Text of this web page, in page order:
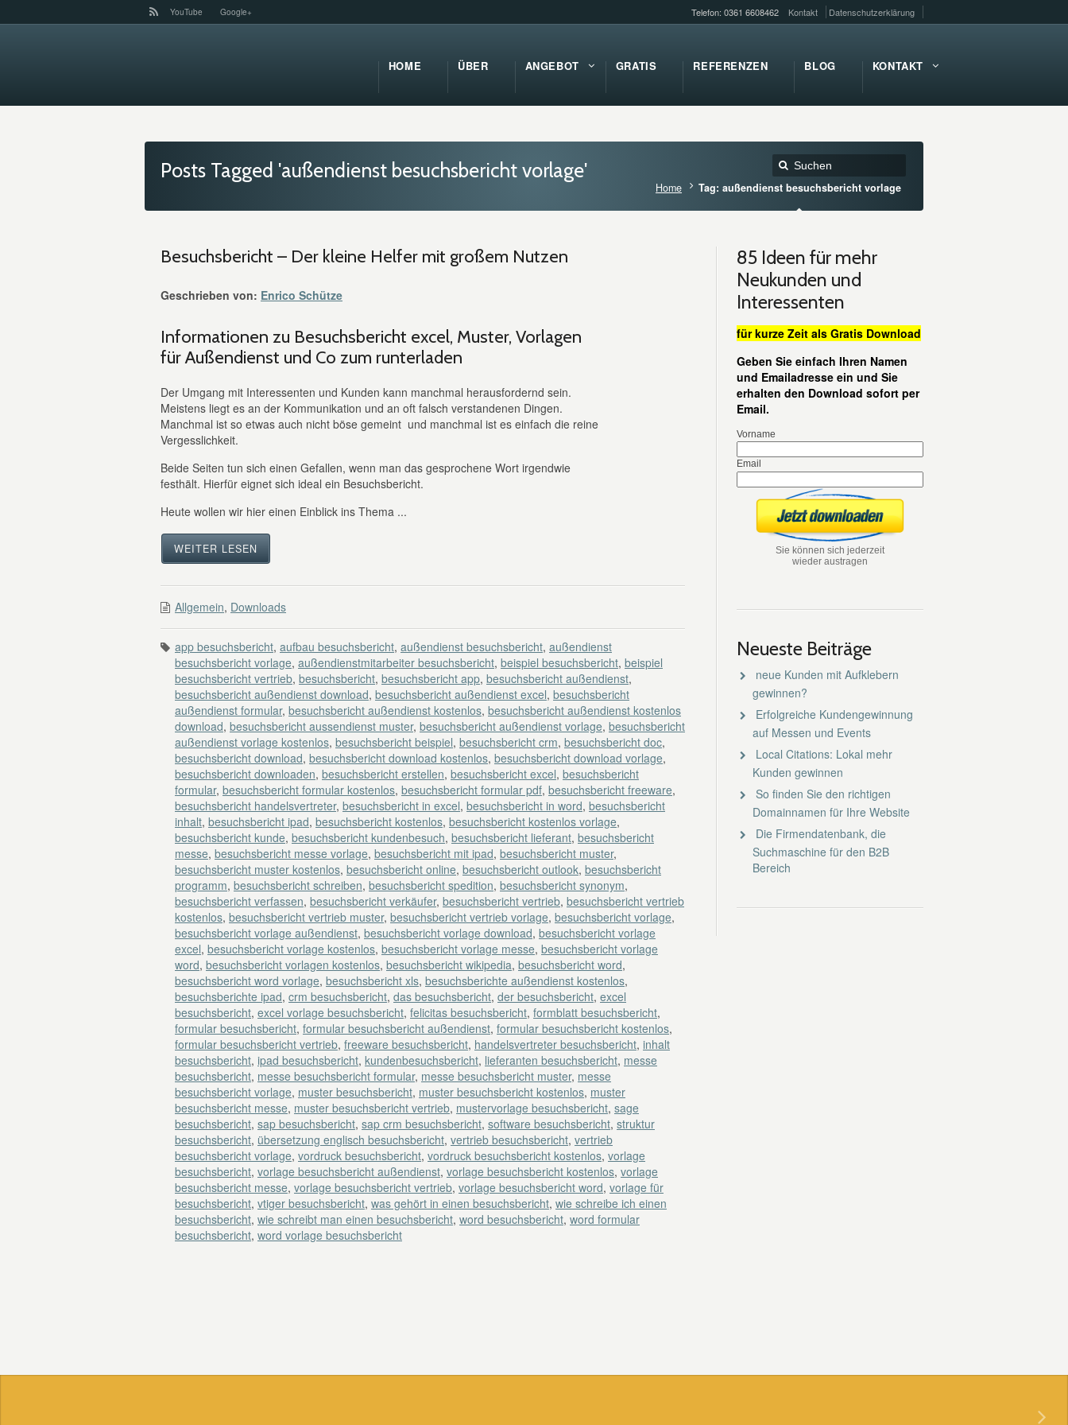
YouTube Google+ Telefon: 0361 6608462 Kontakt Datenschutzerklärung
HOME ÜBER ANGEBOT GRATIS REFERENZEN BLOG KONTAKT
Posts Tagged 'außendienst besuchsbericht vorlage'
Home Tag: außendienst besuchsbericht vorlage
Besuchsbericht – Der kleine Helfer mit großem Nutzen
Geschrieben von: Enrico Schütze
Informationen zu Besuchsbericht excel, Muster, Vorlagen
für Außendienst und Co zum runterladen
Der Umgang mit Interessenten und Kunden kann manchmal herausfordernd sein.
Meistens liegt es an der Kommunikation und an oft falsch verstandenen Dingen.
Manchmal ist so etwas auch nicht böse gemeint und manchmal ist es einfach die reine
Vergesslichkeit.
Beide Seiten tun sich einen Gefallen, wenn man das gesprochene Wort irgendwie
festhält. Hierfür eignet sich ideal ein Besuchsbericht.
Heute wollen wir hier einen Einblick ins Thema ...
WEITER LESEN
Allgemein, Downloads
app besuchsbericht, aufbau besuchsbericht, außendienst besuchsbericht, außendienst
besuchsbericht vorlage, außendienstmitarbeiter besuchsbericht, beispiel besuchsbericht, beispiel
besuchsbericht vertrieb, besuchsbericht, besuchsbericht app, besuchsbericht außendienst,
besuchsbericht außendienst download, besuchsbericht außendienst excel, besuchsbericht
außendienst formular, besuchsbericht außendienst kostenlos, besuchsbericht außendienst kostenlos
download, besuchsbericht aussendienst muster, besuchsbericht außendienst vorlage, besuchsbericht
außendienst vorlage kostenlos, besuchsbericht beispiel, besuchsbericht crm, besuchsbericht doc,
besuchsbericht download, besuchsbericht download kostenlos, besuchsbericht download vorlage,
besuchsbericht downloaden, besuchsbericht erstellen, besuchsbericht excel, besuchsbericht
formular, besuchsbericht formular kostenlos, besuchsbericht formular pdf, besuchsbericht freeware,
besuchsbericht handelsvertreter, besuchsbericht in excel, besuchsbericht in word, besuchsbericht
inhalt, besuchsbericht ipad, besuchsbericht kostenlos, besuchsbericht kostenlos vorlage,
besuchsbericht kunde, besuchsbericht kundenbesuch, besuchsbericht lieferant, besuchsbericht
messe, besuchsbericht messe vorlage, besuchsbericht mit ipad, besuchsbericht muster,
besuchsbericht muster kostenlos, besuchsbericht online, besuchsbericht outlook, besuchsbericht
programm, besuchsbericht schreiben, besuchsbericht spedition, besuchsbericht synonym,
besuchsbericht verfassen, besuchsbericht verkäufer, besuchsbericht vertrieb, besuchsbericht vertrieb
kostenlos, besuchsbericht vertrieb muster, besuchsbericht vertrieb vorlage, besuchsbericht vorlage,
besuchsbericht vorlage außendienst, besuchsbericht vorlage download, besuchsbericht vorlage
excel, besuchsbericht vorlage kostenlos, besuchsbericht vorlage messe, besuchsbericht vorlage
word, besuchsbericht vorlagen kostenlos, besuchsbericht wikipedia, besuchsbericht word,
besuchsbericht word vorlage, besuchsbericht xls, besuchsberichte außendienst kostenlos,
besuchsberichte ipad, crm besuchsbericht, das besuchsbericht, der besuchsbericht, excel
besuchsbericht, excel vorlage besuchsbericht, felicitas besuchsbericht, formblatt besuchsbericht,
formular besuchsbericht, formular besuchsbericht außendienst, formular besuchsbericht kostenlos,
formular besuchsbericht vertrieb, freeware besuchsbericht, handelsvertreter besuchsbericht, inhalt
besuchsbericht, ipad besuchsbericht, kundenbesuchsbericht, lieferanten besuchsbericht, messe
besuchsbericht, messe besuchsbericht formular, messe besuchsbericht muster, messe
besuchsbericht vorlage, muster besuchsbericht, muster besuchsbericht kostenlos, muster
besuchsbericht messe, muster besuchsbericht vertrieb, mustervorlage besuchsbericht, sage
besuchsbericht, sap besuchsbericht, sap crm besuchsbericht, software besuchsbericht, struktur
besuchsbericht, übersetzung englisch besuchsbericht, vertrieb besuchsbericht, vertrieb
besuchsbericht vorlage, vordruck besuchsbericht, vordruck besuchsbericht kostenlos, vorlage
besuchsbericht, vorlage besuchsbericht außendienst, vorlage besuchsbericht kostenlos, vorlage
besuchsbericht messe, vorlage besuchsbericht vertrieb, vorlage besuchsbericht word, vorlage für
besuchsbericht, vtiger besuchsbericht, was gehört in einen besuchsbericht, wie schreibe ich einen
besuchsbericht, wie schreibt man einen besuchsbericht, word besuchsbericht, word formular
besuchsbericht, word vorlage besuchsbericht
85 Ideen für mehr
Neukunden und
Interessenten
für kurze Zeit als Gratis Download
Geben Sie einfach Ihren Namen
und Emailadresse ein und Sie
erhalten den Download sofort per
Email.
Vorname
Email
Sie können sich jederzeit
wieder austragen
Neueste Beiträge
neue Kunden mit Aufklebern
gewinnen?
Erfolgreiche Kundengewinnung
auf Messen und Events
Local Citations: Lokal mehr
Kunden gewinnen
So finden Sie den richtigen
Domainnamen für Ihre Website
Die Firmendatenbank, die
Suchmaschine für den B2B
Bereich